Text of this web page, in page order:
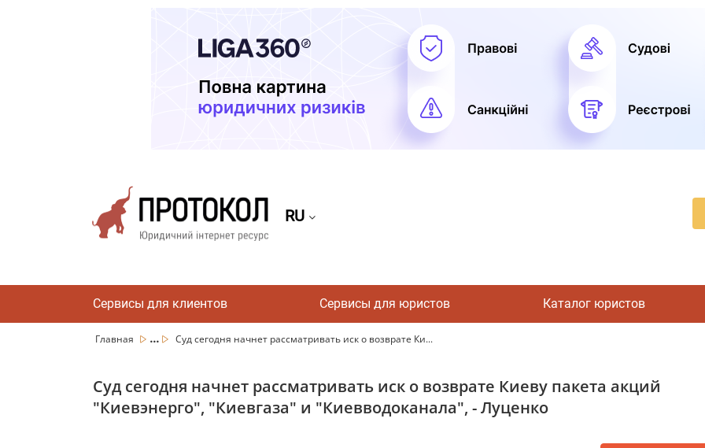
RU
Сервисы для клиентов Сервисы для юристов Каталог юристов
Главная ... Суд сегодня начнет рассматривать иск о возврате Ки...
Суд сегодня начнет рассматривать иск о возврате Киеву пакета акций
"Киевэнерго", "Киевгаза" и "Киевводоканала", - Луценко